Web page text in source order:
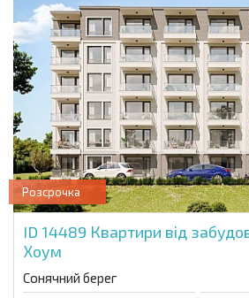
Розсрочка
ID 14489 Квартири від
Хоум
Сонячний берег